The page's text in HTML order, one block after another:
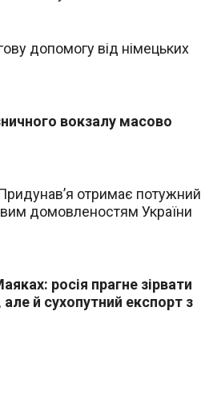
допомогу від німецьких
вокзалу масово
отримає потужний
домовленостям України
росія прагне зірвати
й сухопутний експорт з